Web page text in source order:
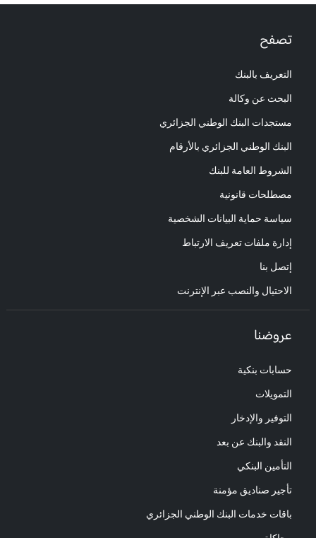
تصفح
التعريف بالبنك
البحث عن وكالة
مستجدات البنك الوطني الجزائري
البنك الوطني الجزائري بالأرقام
الشروط العامة للبنك
مصطلحات قانونية
سياسة حماية البيانات الشخصية
إدارة ملفات تعريف الارتباط
إتصل بنا
الاحتيال والنصب عبر الإنترنت
عروضنا
حسابات بنكية
التمويلات
التوفير والإدخار
النقد والبنك عن بعد
التأمين البنكي
تأجير صناديق مؤمنة
باقات خدمات البنك الوطني الجزائري